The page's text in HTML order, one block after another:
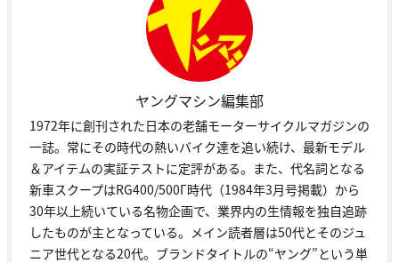
ヤングマシン編集部
1972年に創刊された日本の老舗モーターサイクルマガジンの
一誌。常にその時代の熱いバイク達を追い続け、最新モデル
＆アイテムの実証テストに定評がある。また、代名詞となる
新車スクープはRG400/500Γ時代（1984年3月号掲載）から
30年以上続いている名物企画で、業界内の生情報を独自追跡
したものが主となっている。メイン読者層は50代とそのジュ
ニア世代となる20代。ブランドタイトルの“ヤング”という単